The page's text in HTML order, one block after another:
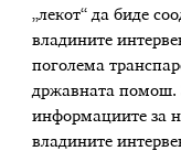
„лекот“ да биде
владините
поголема
државната помош.
информациите за
владините